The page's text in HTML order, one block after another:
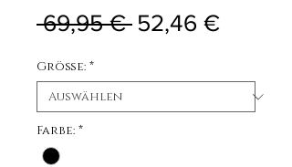
69,95 € Standardpreis
52,46 €Sale-
Größe: *
Farbe: *